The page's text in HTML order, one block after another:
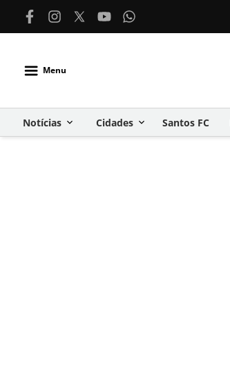
Menu
Notícias Cidades Santos FC